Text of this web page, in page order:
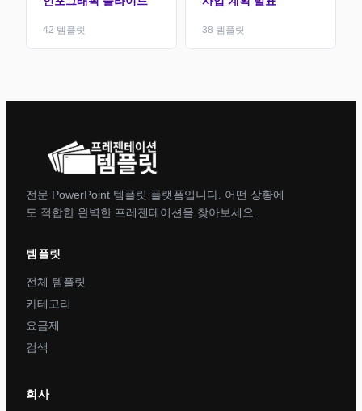
42 템플릿 38 템플릿
전문 PowerPoint 템플릿 플랫폼입니다. 어떤 상황에
도 적합한 완벽한 프레젠테이션을 찾아보세요.
템플릿
전체 템플릿
카테고리
요금제
검색
회사